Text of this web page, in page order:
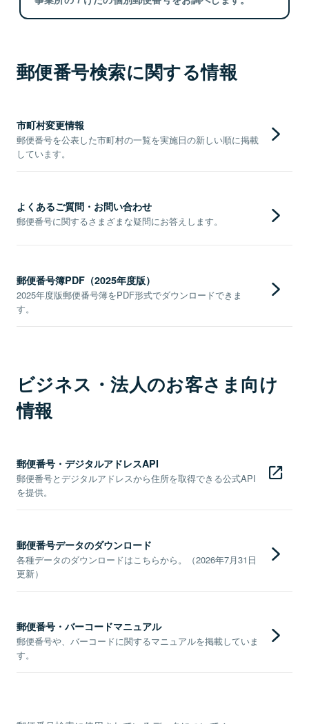
郵便番号検索に関する情報
市町村変更情報
郵便番号を公表した市町村の一覧を実施日の新しい順に掲載
しています。
よくあるご質問・お問い合わせ
郵便番号に関するさまざまな疑問にお答えします。
郵便番号簿PDF（2025年度版）
2025年度版郵便番号簿をPDF形式でダウンロードできま
す。
ビジネス・法人のお客さま向け
情報
郵便番号・デジタルアドレスAPI
郵便番号とデジタルアドレスから住所を取得できる公式API
を提供。
郵便番号データのダウンロード
各種データのダウンロードはこちらから。（2026年7月31日
更新）
郵便番号・バーコードマニュアル
郵便番号や、バーコードに関するマニュアルを掲載していま
す。